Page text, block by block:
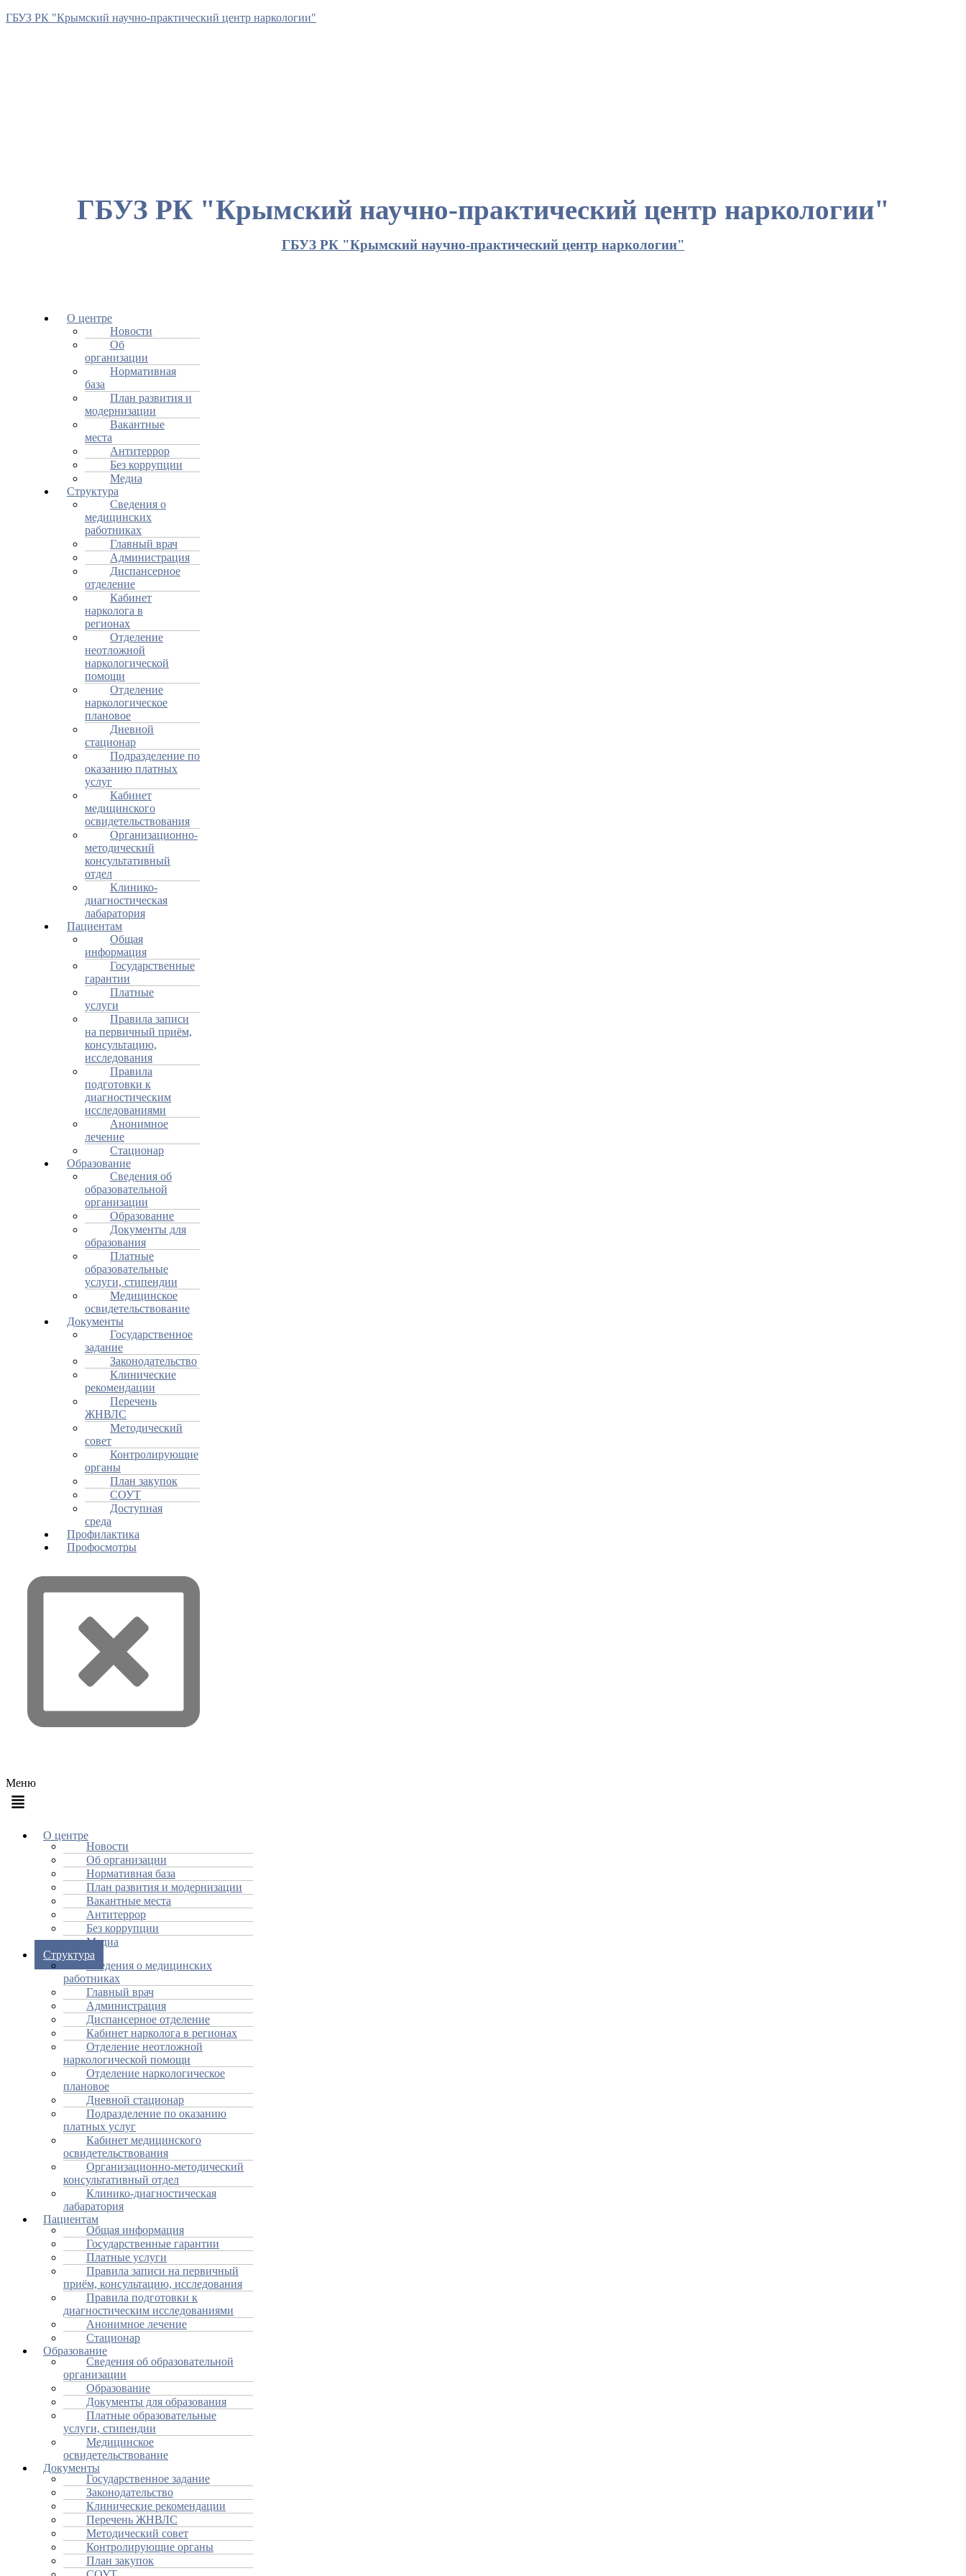
ГБУЗ РК "Крымский научно-практический центр наркологии"
ГБУЗ РК "Крымский научно-практический центр наркологии"
ГБУЗ РК "Крымский научно-практический центр наркологии"
О центре
Новости
Об
организации
Нормативная
база
План развития и
модернизации
Вакантные
места
Антитеррор
Без коррупции
Медиа
Структура
Сведения о
медицинских
работниках
Главный врач
Администрация
Диспансерное
отделение
Кабинет
нарколога в
регионах
Отделение
неотложной
наркологической
помощи
Отделение
наркологическое
плановое
Дневной
стационар
Подразделение по
оказанию платных
услуг
Кабинет
медицинского
освидетельствования
Организационно-
методический
консультативный
отдел
Клинико-
диагностическая
лабаратория
Пациентам
Общая
информация
Государственные
гарантии
Платные
услуги
Правила записи
на первичный приём,
консультацию,
исследования
Правила
подготовки к
диагностическим
исследованиями
Анонимное
лечение
Стационар
Образование
Сведения об
образовательной
организации
Образование
Документы для
образования
Платные
образовательные
услуги, стипендии
Медицинское
освидетельствование
Документы
Государственное
задание
Законодательство
Клинические
рекомендации
Перечень
ЖНВЛС
Методический
совет
Контролирующие
органы
План закупок
СОУТ
Доступная
среда
Профилактика
Профосмотры
Меню
О центре
Новости
Об организации
Нормативная база
План развития и модернизации
Вакантные места
Антитеррор
Без коррупции
Медиа
Структура
Сведения о медицинских
работниках
Главный врач
Администрация
Диспансерное отделение
Кабинет нарколога в регионах
Отделение неотложной
наркологической помощи
Отделение наркологическое
плановое
Дневной стационар
Подразделение по оказанию
платных услуг
Кабинет медицинского
освидетельствования
Организационно-методический
консультативный отдел
Клинико-диагностическая
лабаратория
Пациентам
Общая информация
Государственные гарантии
Платные услуги
Правила записи на первичный
приём, консультацию, исследования
Правила подготовки к
диагностическим исследованиями
Анонимное лечение
Стационар
Образование
Сведения об образовательной
организации
Образование
Документы для образования
Платные образовательные
услуги, стипендии
Медицинское
освидетельствование
Документы
Государственное задание
Законодательство
Клинические рекомендации
Перечень ЖНВЛС
Методический совет
Контролирующие органы
План закупок